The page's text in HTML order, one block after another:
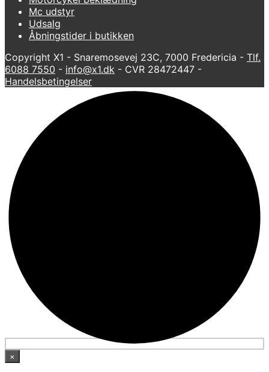
Mc udstyr
Udsalg
Åbningstider i butikken
Copyright X1 - Snaremosevej 23C, 7000 Fredericia - Tlf.
6088 7550 - info@x1.dk - CVR 28472447 -
Handelsbetingelser
×